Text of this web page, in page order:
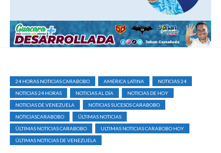
24 HORAS NOTICIAS CARABOBO AMÉRICA LATINA
NOTICIAS 24
NOTICIAS 24 HORAS
NOTICIAS AL DÍA
NOTICIAS DE HOY
NOTICIAS DE VENEZUELA
NOTICIAS SUCESOS CARABOBO
NOTICIASCARABOBO
ÚLTIMAS NOTICIAS
ÚLTIMAS NOTICIAS CARABOBO
ULTIMAS NOTICIAS CARABOBO HOY
ÚLTIMAS NOTICIAS DE VENEZUELA